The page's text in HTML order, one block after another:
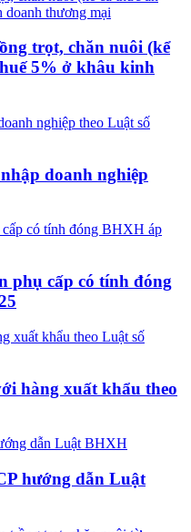
trọt, chăn nuôi (kể
5% ở khâu kinh
doanh nghiệp
phụ cấp có tính đóng
hàng xuất khẩu theo
hướng dẫn Luật